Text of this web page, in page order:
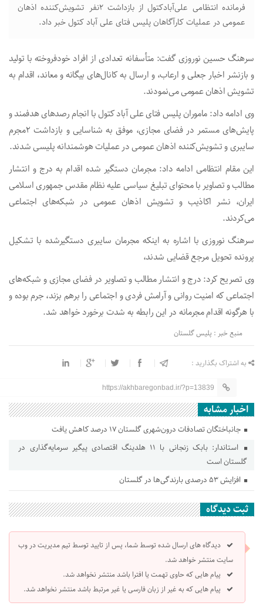
فرمانده انتظامی علی‌آبادکتول از بازداشت ۲نفر تشویش‌کننده اذهان
عمومی در عملیات کارآگاهان پلیس فتای علی آباد کتول خبر داد.
سرهنگ حسین نوروزی گفت: متأسفانه تعدادی از افراد خودفروخته با تولید
و بازنشر اخبار جعلی و ارعاب، و ارسال به کانال‌های بیگانه و معاند، اقدام به
تشویش اذهان عمومی می‌نمودند.
وی ادامه داد: ماموران پلیس فتای علی آباد کتول با انجام رصد‌های هدفمند و
پایش‌های مستمر در فضای مجازی، موفق به شناسایی و بازداشت ۲مجرم
سایبری و تشویش‌کننده اذهان عمومی در عملیات هوشمندانه پلیسی شدند.
این مقام انتظامی ادامه داد: مجرمان دستگیر شده اقدام به درج و انتشار
مطالب و تصاویر با محتوای تبلیغ سیاسی علیه نظام مقدس جمهوری اسلامی
ایران، نشر اکاذیب و تشویش اذهان عمومی در شبکه‌های اجتماعی
می‌کردند.
سرهنگ نوروزی با اشاره به اینکه مجرمان سایبری دستگیرشده با تشکیل
پرونده تحویل مرجع قضایی شدند،
وی تصریح کرد: درج و انتشار مطالب و تصاویر در فضای مجازی و شبکه‌های
اجتماعی که امنیت روانی و آرامش فردی و اجتماعی را برهم بزند، جرم بوده و
با هرگونه اقدام مجرمانه در این رابطه به شدت برخورد خواهد شد.
منبع خبر : پلیس گلستان
به اشتراک بگذارید :
https://akhbaregonbad.ir/?p=13839
اخبار مشابه
جانباختگان تصادفات درون‌شهری گلستان ۱۷ درصد کاهش یافت
استاندار: بابک زنجانی با ۱۱ هلدینگ اقتصادی پیگیر سرمایه‌گذاری در
گلستان است
افزایش ۵۳ درصدی بارندگی‌ها در گلستان
ثبت دیدگاه
دیدگاه های ارسال شده توسط شما، پس از تایید توسط تیم مدیریت در وب
سایت منتشر خواهد شد.
پیام هایی که حاوی تهمت یا افترا باشد منتشر نخواهد شد.
پیام هایی که به غیر از زبان فارسی یا غیر مرتبط باشد منتشر نخواهد شد.